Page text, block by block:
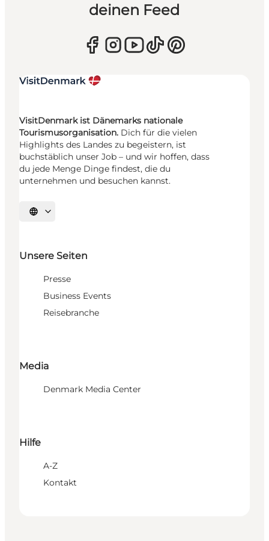
deinen Feed
VisitDenmark ist Dänemarks nationale
Tourismusorganisation. Dich für die vielen
Highlights des Landes zu begeistern, ist
buchstäblich unser Job – und wir hoffen, dass
du jede Menge Dinge findest, die du
unternehmen und besuchen kannst.
Sprache auswählen
Unsere Seiten
Presse
Business Events
Reisebranche
Media
Denmark Media Center
Hilfe
A-Z
Kontakt